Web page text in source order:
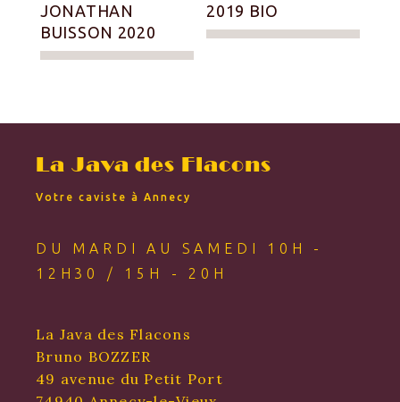
JONATHAN
BUISSON 2020
2019 BIO
La Java des Flacons
Votre caviste à Annecy
DU MARDI AU SAMEDI 10H -
12H30 / 15H - 20H
La Java des Flacons
Bruno BOZZER
49 avenue du Petit Port